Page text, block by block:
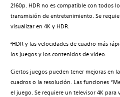
2160p. HDR no es compatible con todos
transmisión de entretenimiento. Se
visualizar en 4K y HDR.
2 HDR y las velocidades de cuadro más
los juegos y los contenidos de video.
Ciertos juegos pueden tener mejoras en
cuadros o la resolución. Las funciones
el juego. Se requiere un televisor 4K para